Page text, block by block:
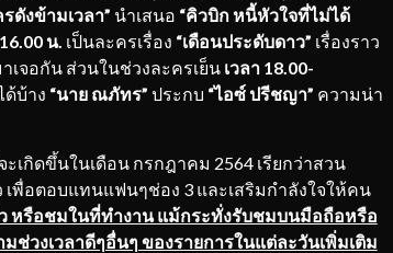
ดังข้ามเวลา” นำเสนอ “คิวบิก หนี้หัวใจที่ไม่ได้
น. เป็นละครเรื่อง “เดือนประดับดาว” เรื่องราว
จอกัน ส่วนในช่วงละครเย็นเวลา 18.00-
ด้บ้าง “นาย ณภัทร” ประกบ “ไอซ์ ปรีชญา” ความน่า
ดขึ้นในเดือน กรกฎาคม 2564 เรียกว่าสวน
พื่อตอบแทนแฟนๆช่อง 3 และเสริมกำลังใจให้คน
หรือชมในที่ทำงาน แม้กระทั่งรับชมบนมือถือหรือ
ช่วงเวลาดีๆอื่นๆ ของรายการในแต่ละวันเพิ่มเติม